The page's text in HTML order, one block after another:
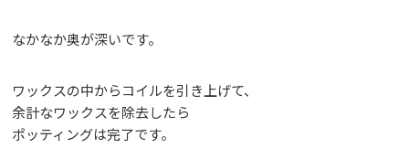
なかなか奥が深いです。
ワックスの中からコイルを引き上げて、
余計なワックスを除去したら
ポッティングは完了です。